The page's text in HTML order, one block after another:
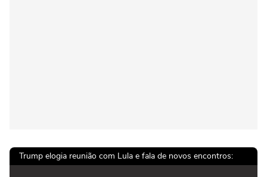
Trump elogia reunião com Lula e fala de novos encontros: